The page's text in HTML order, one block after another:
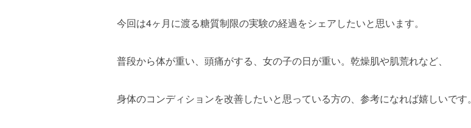
今回は4ヶ月に渡る糖質制限の実験の経過をシェアしたいと思います。
普段から体が重い、頭痛がする、女の子の日が重い。乾燥肌や肌荒れなど、
身体のコンディションを改善したいと思っている方の、参考になれば嬉しいです。